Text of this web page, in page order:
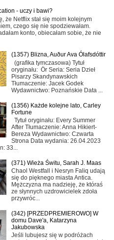
- uczy i bawi?
że Netflix stał się moim kolejnym
czego się nie spodziewałam.
konto, obiecałam sobie, że nie
(1357) Blizna, Auður Ava Ólafsdóttir
(grafika tymczasowa) Tytuł
oryginału: Ör Seria: Seria Dzieł
Pisarzy Skandynawskich
Tłumaczenie: Jacek Godek
Wydawnictwo: Poznańskie Data ...
(1356) Każde kolejne lato, Carley
Fortune
Tytuł oryginału: Every Summer
After Tłumaczenie: Anna Hikiert-
Bereza Wydawnictwo: Czwarta
Strona Data wydania: 26.04.2023
33...
(371) Wieża Świtu, Sarah J. Maas
Chaol Westfall i Nesryn Faliq udają
się do pięknego miasta Antica.
Mężczyzna ma nadzieję, że któraś
ze słynnych uzdrowicielek zdoła
przywróc...
(342) [PRZEDPREMIEROWO] W
domu Dave'a, Katarzyna
Jakubowska
Jeśli lubujesz się w podróżach